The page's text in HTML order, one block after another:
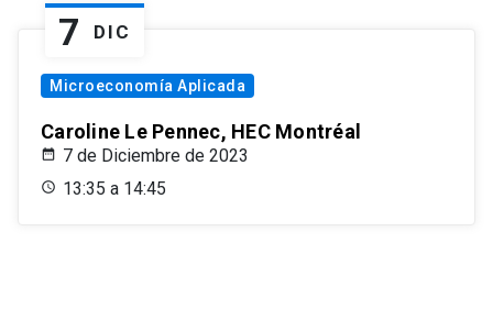
7 DIC
Microeconomía Aplicada
Caroline Le Pennec, HEC Montréal
7 de Diciembre de 2023
13:35 a 14:45